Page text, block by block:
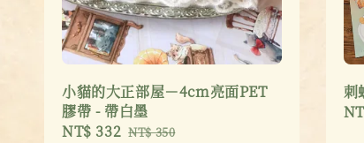
小貓的大正部屋－4cm亮面PET
膠帶 - 帶白墨
Sale
NT$ 332 Regular
NT$ 350
刺